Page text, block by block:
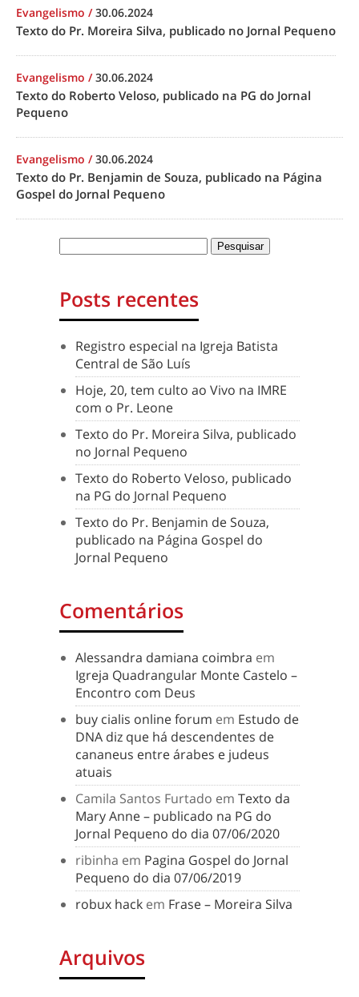
Evangelismo /30.06.2024
Texto do Pr. Moreira Silva, publicado no Jornal Pequeno
Evangelismo /30.06.2024
Texto do Roberto Veloso, publicado na PG do Jornal
Pequeno
Evangelismo /30.06.2024
Texto do Pr. Benjamin de Souza, publicado na Página
Gospel do Jornal Pequeno
Posts recentes
Registro especial na Igreja Batista
Central de São Luís
Hoje, 20, tem culto ao Vivo na IMRE
com o Pr. Leone
Texto do Pr. Moreira Silva, publicado
no Jornal Pequeno
Texto do Roberto Veloso, publicado
na PG do Jornal Pequeno
Texto do Pr. Benjamin de Souza,
publicado na Página Gospel do
Jornal Pequeno
Comentários
Alessandra damiana coimbra em
Igreja Quadrangular Monte Castelo –
Encontro com Deus
buy cialis online forum em Estudo de
DNA diz que há descendentes de
cananeus entre árabes e judeus
atuais
Camila Santos Furtado em Texto da
Mary Anne – publicado na PG do
Jornal Pequeno do dia 07/06/2020
ribinha em Pagina Gospel do Jornal
Pequeno do dia 07/06/2019
robux hack em Frase – Moreira Silva
Arquivos